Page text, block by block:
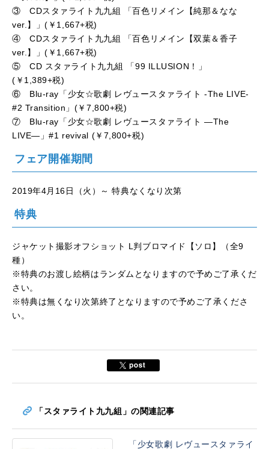
③ CDスタァライト九九組 「百色リメイン【純那＆なな
ver.】」(￥1,667+税)
④ CDスタァライト九九組 「百色リメイン【双葉＆香子
ver.】」(￥1,667+税)
⑤ CD スタァライト九九組 「99 ILLUSION！」
(￥1,389+税)
⑥ Blu-ray「少女☆歌劇 レヴュースタァライト -The LIVE-
#2 Transition」(￥7,800+税)
⑦ Blu-ray「少女☆歌劇 レヴュースタァライト ―The
LIVE―」#1 revival (￥7,800+税)
フェア開催期間
2019年4月16日（火）～ 特典なくなり次第
特典
ジャケット撮影オフショット L判ブロマイド【ソロ】（全9
種）
※特典のお渡し絵柄はランダムとなりますので予めご了承くだ
さい。
※特典は無くなり次第終了となりますので予めご了承くださ
い。
「スタァライト九九組」の関連記事
「少女歌劇 レヴュースタァライ